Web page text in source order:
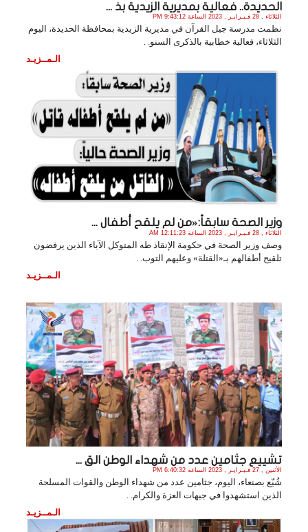
الحديدة.. فعالية بمديرية الزيدية بذ ...
الثلاثاء , 28 فـبـرايـر , 2023 الساعة 9:43:12 PM
نظمت مدرسة جيل القرآن في مديرية الزيدية بمحافظة الحديدة، اليوم
الثلاثاء، فعالية خطابية بالذكرى السنو. .
الـمــزيـد
وزير الصحة سابقاً:«من لم يلقح أطفال ...
الثلاثاء , 28 فـبـرايـر , 2023 الساعة 12:11:23 AM
وصف وزير الصحة في حكومة الإنقاذ طه المتوكل الآباء الذين يرفضون
تلقيح أطفالهم بـ«القتلة» وعليهم التوب. .
الـمــزيـد
تشييع جثامين عدد من شهداء الوطن الق ...
الأثنين , 27 فـبـرايـر , 2023 الساعة 6:40:32 PM
شُيّع بصنعاء، اليوم، جثامين عدد من شهداء الوطن والقوات المسلحة
الذين استشهدوا في جبهات العزة والكرام. .
الـمــزيـد